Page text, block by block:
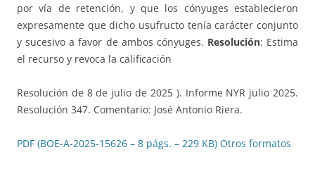
por vía de retención, y que los cónyuges establecieron
expresamente que dicho usufructo tenía carácter conjunto
y sucesivo a favor de ambos cónyuges. Resolución: Estima
el recurso y revoca la calificación
Resolución de 8 de julio de 2025 ). Informe NYR julio 2025.
Resolución 347. Comentario: José Antonio Riera.
PDF (BOE-A-2025-15626 – 8 págs. – 229 KB) Otros formatos